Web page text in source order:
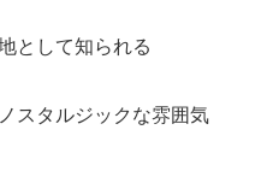
として知られる
スタルジックな雰囲気